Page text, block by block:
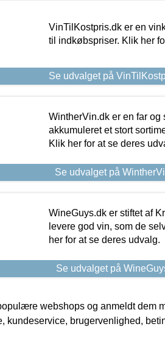
VinTilKostpris.dk er en
til indkøbspriser. Klik her
Se udvalget på
WintherVin.dk er en far og
akkumuleret et stort
Klik her for at se deres
Se udvalget på
WineGuys.dk er stiftet af
levere god vin, som de
her for at se deres udvalg.
Se udvalget på
webshops og anmeldt dem
kundeservice, brugervenlighed,